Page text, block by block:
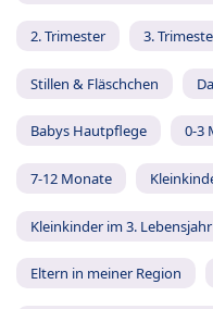
2. Trimester 3.
Stillen & Fläschchen
Babys Hautpflege 0-3
7-12 Monate
Kleinkinder im 3. Lebensjahr
Eltern in meiner Region